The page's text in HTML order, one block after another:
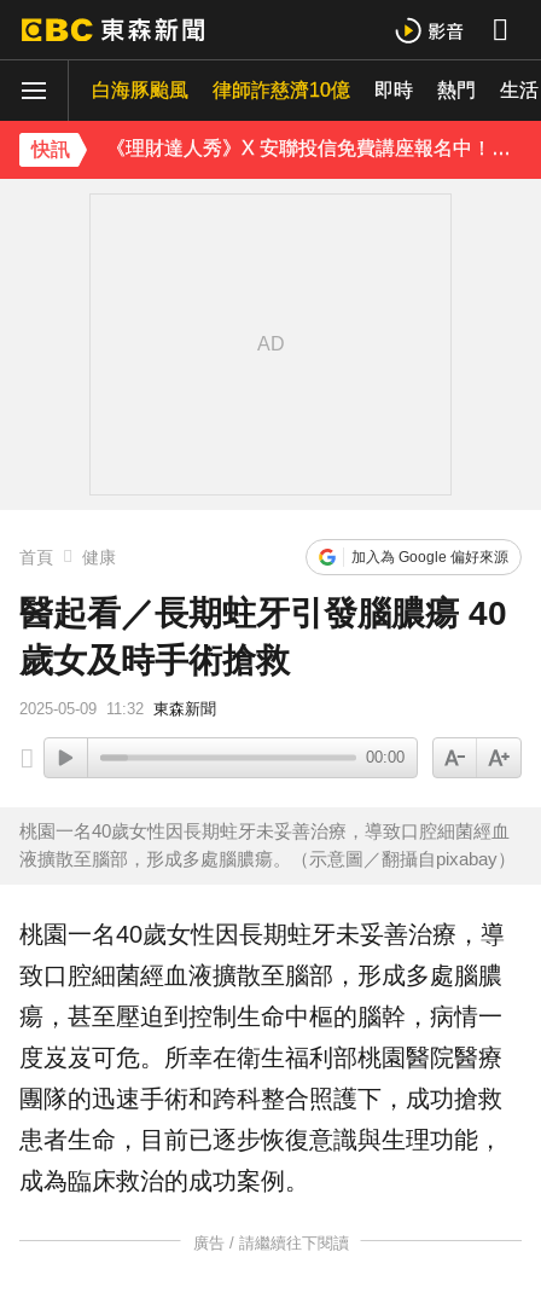
白海豚颱風 律師詐慈濟10億 即時 熱門 生活
快訊
內政部向憲法法庭遞狀 聲請解散統促黨
《理財達人秀》X 安聯投信免費講座報名中！搶先卡位 2027
首頁 健康 加入為 Google 偏好來源
醫起看／長期蛀牙引發腦膿瘍 40
歲女及時手術搶救
2025-05-09 11:32 東森新聞
00:00
桃園一名40歲女性因長期蛀牙未妥善治療，導致口腔細菌經血
液擴散至腦部，形成多處腦膿瘍。（示意圖／翻攝自pixabay）
桃園一名40歲女性因長期蛀牙未妥善治療，導
致口腔細菌經血液擴散至腦部，形成多處腦膿
瘍 ，甚至壓迫到控制生命中樞的腦幹，病情一
度岌岌可危。所幸在衛生福利部桃園醫院醫療
團隊的迅速手術和跨科整合照護下，成功搶救
患者生命，目前已逐步恢復意識與生理功能，
成為臨床救治的成功案例。
廣告 / 請繼續往下閱讀